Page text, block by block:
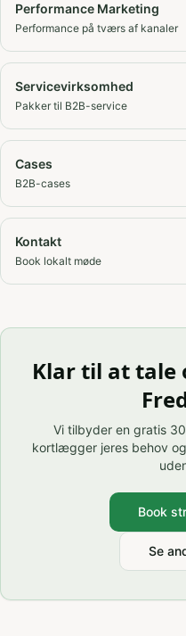
Performance Marketing
Performance på tværs af kanaler
Servicevirksomhed
Pakker til B2B-service
Cases
B2B-cases
Kontakt
Book lokalt møde
Klar til at tale
Vi tilbyder en gratis
kortlægger jeres behov
Book
Se